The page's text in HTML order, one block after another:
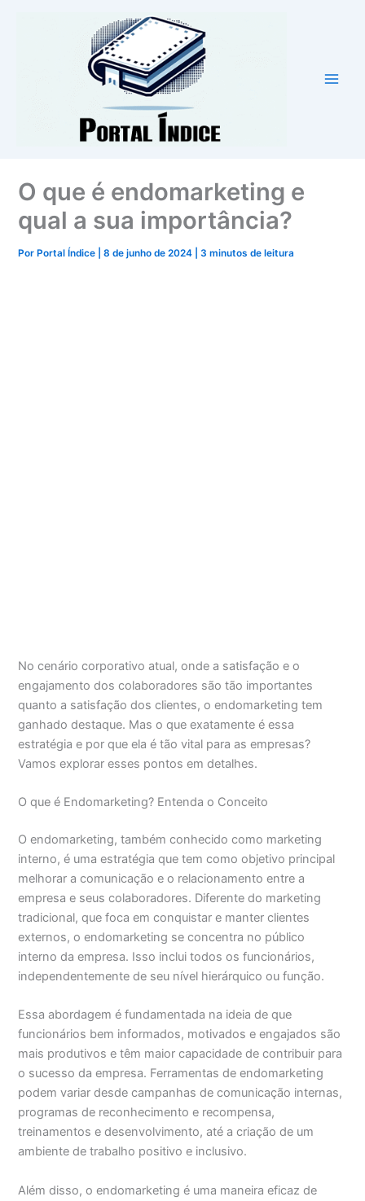
O que é endomarketing e
qual a sua importância?
PorPortal Índice |8 de junho de 2024 |3 minutos de leitura
No cenário corporativo atual, onde a satisfação e o
engajamento dos colaboradores são tão importantes
quanto a satisfação dos clientes, o endomarketing tem
ganhado destaque. Mas o que exatamente é essa
estratégia e por que ela é tão vital para as empresas?
Vamos explorar esses pontos em detalhes.
O que é Endomarketing? Entenda o Conceito
O endomarketing, também conhecido como marketing
interno, é uma estratégia que tem como objetivo principal
melhorar a comunicação e o relacionamento entre a
empresa e seus colaboradores. Diferente do marketing
tradicional, que foca em conquistar e manter clientes
externos, o endomarketing se concentra no público
interno da empresa. Isso inclui todos os funcionários,
independentemente de seu nível hierárquico ou função.
Essa abordagem é fundamentada na ideia de que
funcionários bem informados, motivados e engajados são
mais produtivos e têm maior capacidade de contribuir para
o sucesso da empresa. Ferramentas de endomarketing
podem variar desde campanhas de comunicação internas,
programas de reconhecimento e recompensa,
treinamentos e desenvolvimento, até a criação de um
ambiente de trabalho positivo e inclusivo.
Além disso, o endomarketing é uma maneira eficaz de